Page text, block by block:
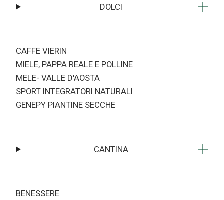
DOLCI
CAFFE VIERIN
MIELE, PAPPA REALE E POLLINE
MELE- VALLE D'AOSTA
SPORT INTEGRATORI NATURALI
GENEPY PIANTINE SECCHE
CANTINA
BENESSERE